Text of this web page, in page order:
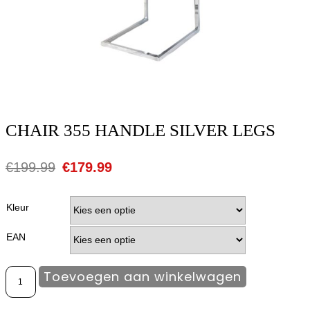
CHAIR 355 HANDLE SILVER LEGS
€199.99 €179.99
Kleur
EAN
Toevoegen aan winkelwagen